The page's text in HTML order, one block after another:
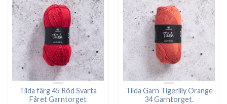
Tilda färg 45 Röd Svarta
Fåret Garntorget
Tilda Garn Tigerlily Orange
34 Garntorget.